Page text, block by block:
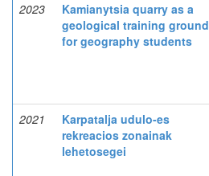
2023
Kamianytsia quarry as a
geological training ground
for geography students
2021
Karpatalja udulo-es
rekreacios zonainak
lehetosegei